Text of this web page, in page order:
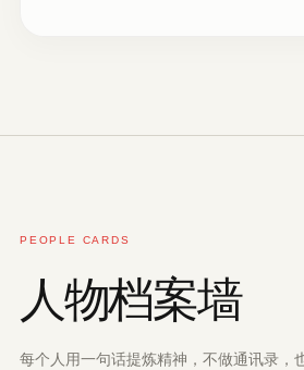
PEOPLE CARDS
人物档案墙
每个人用一句话提炼精神，不做通讯录，